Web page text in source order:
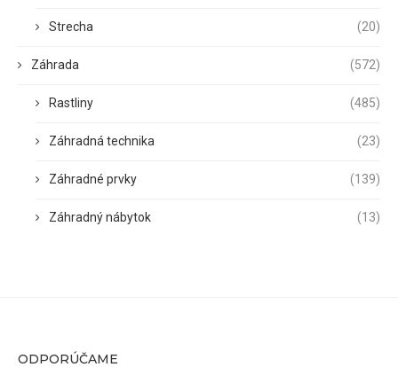
Strecha (20)
Záhrada (572)
Rastliny (485)
Záhradná technika (23)
Záhradné prvky (139)
Záhradný nábytok (13)
ODPORÚČAME